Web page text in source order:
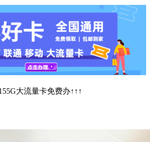
大流量卡免费办↑↑↑